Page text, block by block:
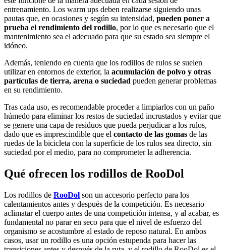
entrenamiento. Los warm ups deben realizarse siguiendo unas
pautas que, en ocasiones y según su intensidad, pueden poner a
prueba el rendimiento del rodillo, por lo que es necesario que el
mantenimiento sea el adecuado para que su estado sea siempre el
idóneo.
Además, teniendo en cuenta que los rodillos de rulos se suelen
utilizar en entornos de exterior, la acumulación de polvo y otras
partículas de tierra, arena o suciedad pueden generar problemas
en su rendimiento.
Tras cada uso, es recomendable proceder a limpiarlos con un paño
húmedo para eliminar los restos de suciedad incrustados y evitar que
se genere una capa de residuos que pueda perjudicar a los rulos,
dado que es imprescindible que el contacto de las gomas de las
ruedas de la bicicleta con la superficie de los rulos sea directo, sin
suciedad por el medio, para no comprometer la adherencia.
Qué ofrecen los rodillos de RooDol
Los rodillos de RooDol son un accesorio perfecto para los
calentamientos antes y después de la competición. Es necesario
aclimatar el cuerpo antes de una competición intensa, y al acabar, es
fundamental no parar en seco para que el nivel de esfuerzo del
organismo se acostumbre al estado de reposo natural. En ambos
casos, usar un rodillo es una opción estupenda para hacer las